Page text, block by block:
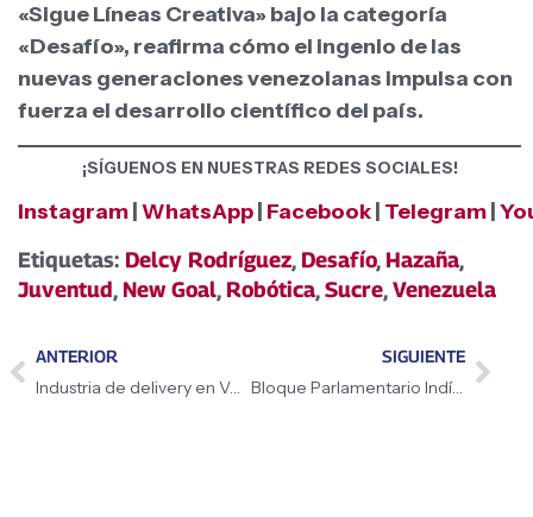
«Sigue Líneas Creativa» bajo la categoría
«Desafío», reafirma cómo el ingenio de las
nuevas generaciones venezolanas impulsa con
fuerza el desarrollo científico del país.
¡SÍGUENOS EN NUESTRAS REDES SOCIALES!
Instagram WhatsApp Facebook Telegram
Etiquetas: Delcy Rodríguez, Desafío, Hazaña,
Juventud, New Goal, Robótica,Sucre,Venezuela
ANTERIOR
Industria de delivery en Venezuela registra crecimiento sostenido mediante plataformas digitales
SIGUIENTE
Bloque Parlamentario Indígena unifica fuerzas en el estado Zulia en apoyo a la Gran Peregrinación Nacional